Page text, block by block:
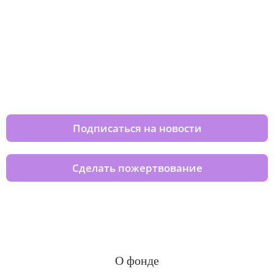
Подписаться на новости
Сделать пожертвование
О фонде